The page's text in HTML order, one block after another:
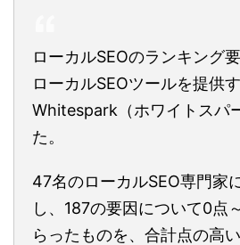
ローカルSEOのランキング
ローカルSEOツールを提供
Whitespark（ホワイトスパ
た。
47名のローカルSEO専門家
し、187の要因について0点
らったものを、合計点の高